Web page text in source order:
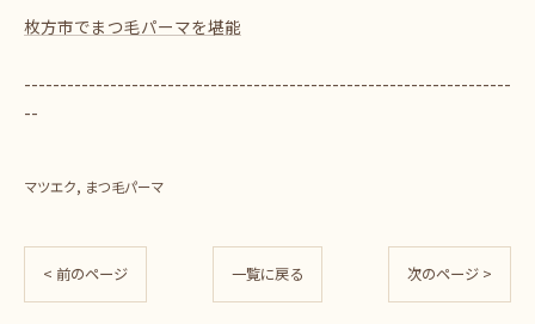
枚方市でまつ毛パーマを堪能
--------------------------------------------------------------------
--
マツエク まつ毛パーマ
< 前のページ 一覧に戻る 次のページ >